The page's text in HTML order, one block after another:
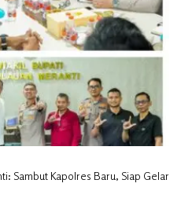
Sambut Kapolres Baru, Siap Gelar